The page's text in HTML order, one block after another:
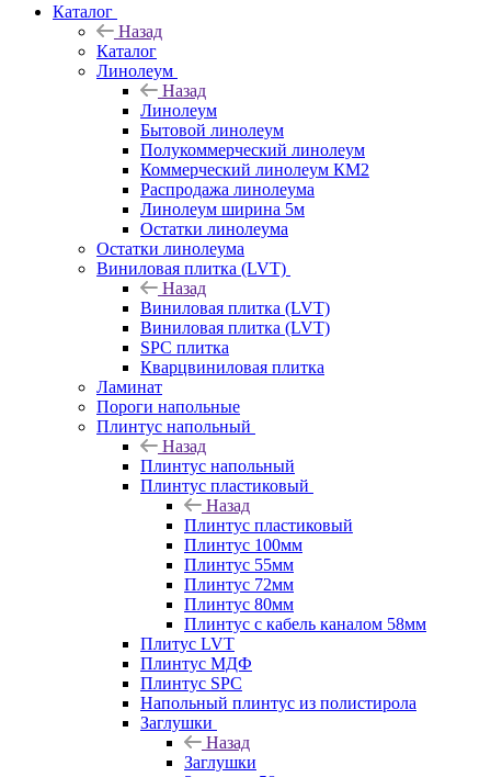
Каталог
Назад
Каталог
Линолеум
Назад
Линолеум
Бытовой линолеум
Полукоммерческий линолеум
Коммерческий линолеум КМ2
Распродажа линолеума
Линолеум ширина 5м
Остатки линолеума
Остатки линолеума
Виниловая плитка (LVT)
Назад
Виниловая плитка (LVT)
Виниловая плитка (LVT)
SPC плитка
Кварцвиниловая плитка
Ламинат
Пороги напольные
Плинтус напольный
Назад
Плинтус напольный
Плинтус пластиковый
Назад
Плинтус пластиковый
Плинтус 100мм
Плинтус 55мм
Плинтус 72мм
Плинтус 80мм
Плинтус с кабель каналом 58мм
Плитус LVT
Плинтус МДФ
Плинтус SPC
Напольный плинтус из полистирола
Заглушки
Назад
Заглушки